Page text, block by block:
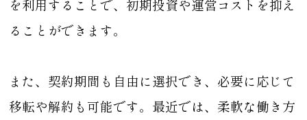
を利用することで、初期投資や運営コストを抑え
ることができます。
また、契約期間も自由に選択でき、必要に応じて
移転や解約も可能です。最近では、柔軟な働き方